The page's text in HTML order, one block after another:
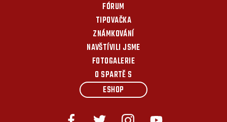
FÓRUM
TIPOVAČKA
ZNÁMKOVÁNÍ
NAVŠTÍVILI JSME
FOTOGALERIE
O SPARTĚ S
ESHOP